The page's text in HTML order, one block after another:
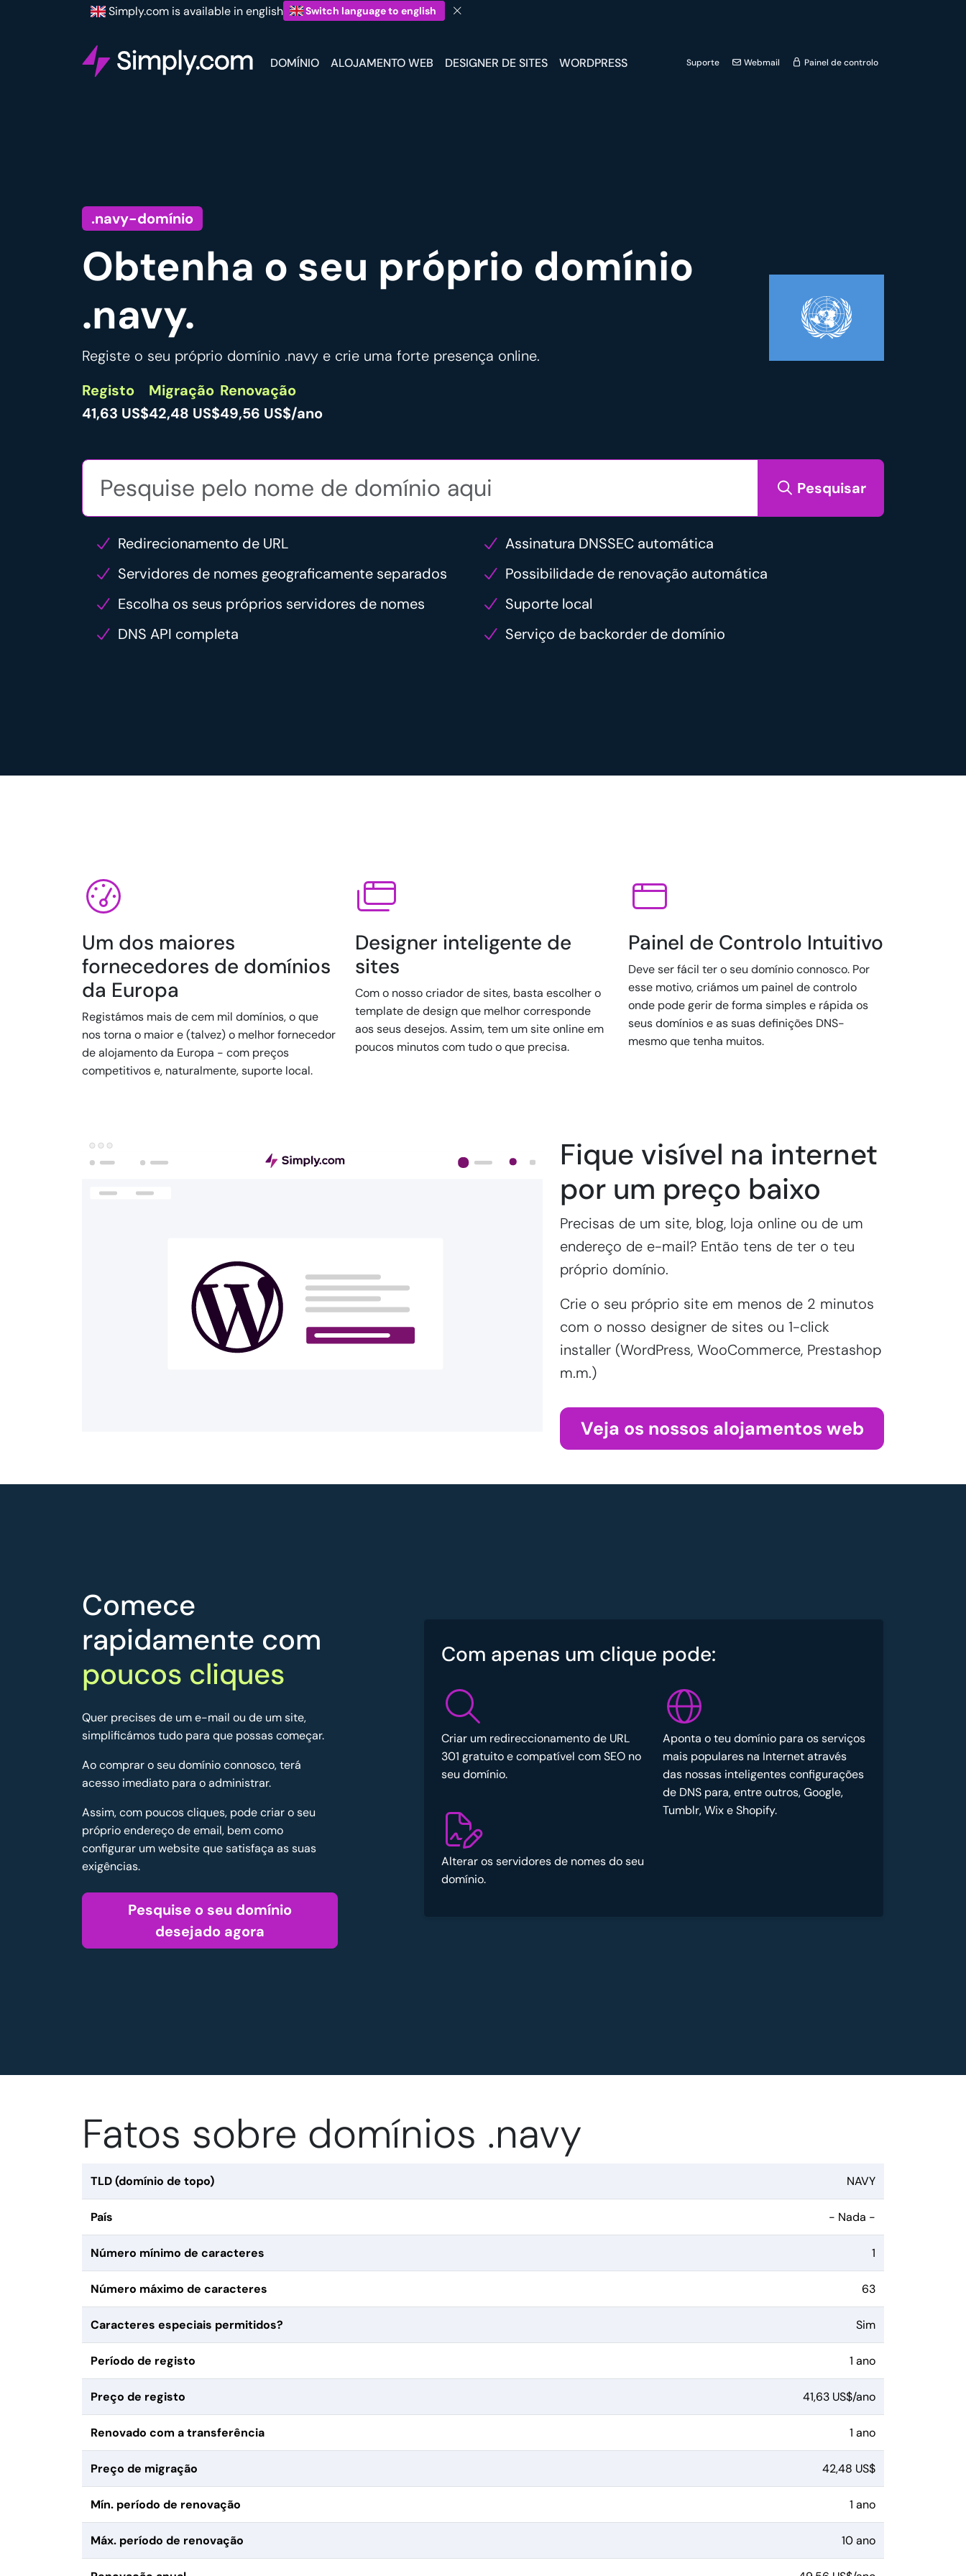
Simply.com is available in english Switch language to english
DOMÍNIO ALOJAMENTO WEB DESIGNER DE SITES WORDPRESS Suporte Webmail Painel de controlo
.navy-domínio
Obtenha o seu próprio domínio
.navy.
Registe o seu próprio domínio .navy e crie uma forte presença online.
Registo
41,63 US$
Migração
42,48 US$
Renovação
49,56 US$/ano
Pesquisar
Redirecionamento de URL
Assinatura DNSSEC automática
Servidores de nomes geograficamente separados
Possibilidade de renovação automática
Escolha os seus próprios servidores de nomes
Suporte local
DNS API completa
Serviço de backorder de domínio
Um dos maiores
fornecedores de domínios
da Europa
Registámos mais de cem mil domínios, o que
nos torna o maior e (talvez) o melhor fornecedor
de alojamento da Europa - com preços
competitivos e, naturalmente, suporte local.
Designer inteligente de
sites
Com o nosso criador de sites, basta escolher o
template de design que melhor corresponde
aos seus desejos. Assim, tem um site online em
poucos minutos com tudo o que precisa.
Painel de Controlo Intuitivo
Deve ser fácil ter o seu domínio connosco. Por
esse motivo, criámos um painel de controlo
onde pode gerir de forma simples e rápida os
seus domínios e as suas definições DNS-
mesmo que tenha muitos.
Fique visível na internet
por um preço baixo
Precisas de um site, blog, loja online ou de um
endereço de e-mail? Então tens de ter o teu
próprio domínio.
Crie o seu próprio site em menos de 2 minutos
com o nosso designer de sites ou 1-click
installer (WordPress, WooCommerce, Prestashop
m.m.)
Veja os nossos alojamentos web
Comece
rapidamente com
poucos cliques
Quer precises de um e-mail ou de um site,
simplificámos tudo para que possas começar.
Ao comprar o seu domínio connosco, terá
acesso imediato para o administrar.
Assim, com poucos cliques, pode criar o seu
próprio endereço de email, bem como
configurar um website que satisfaça as suas
exigências.
Pesquise o seu domínio
desejado agora
Com apenas um clique pode:
Criar um redireccionamento de URL
301 gratuito e compatível com SEO no
seu domínio.
Alterar os servidores de nomes do seu
domínio.
Aponta o teu domínio para os serviços
mais populares na Internet através
das nossas inteligentes configurações
de DNS para, entre outros, Google,
Tumblr, Wix e Shopify.
Fatos sobre domínios .navy
TLD (domínio de topo) NAVY
País - Nada -
Número mínimo de caracteres 1
Número máximo de caracteres 63
Caracteres especiais permitidos? Sim
Período de registo 1 ano
Preço de registo 41,63 US$/ano
Renovado com a transferência 1 ano
Preço de migração 42,48 US$
Mín. período de renovação 1 ano
Máx. período de renovação 10 ano